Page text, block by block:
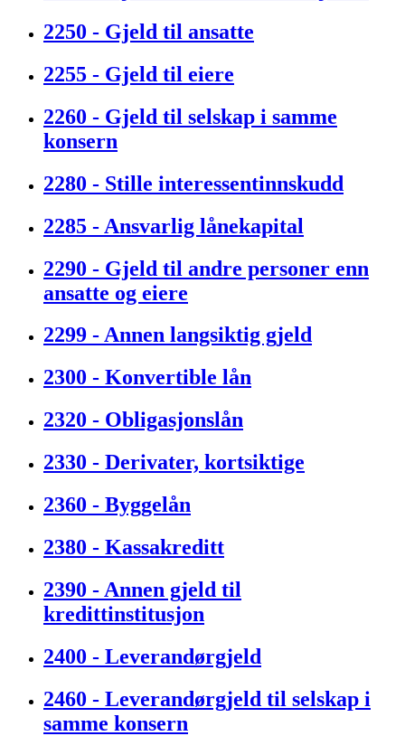
2250 - Gjeld til ansatte
2255 - Gjeld til eiere
2260 - Gjeld til selskap i samme
konsern
2280 - Stille interessentinnskudd
2285 - Ansvarlig lånekapital
2290 - Gjeld til andre personer enn
ansatte og eiere
2299 - Annen langsiktig gjeld
2300 - Konvertible lån
2320 - Obligasjonslån
2330 - Derivater, kortsiktige
2360 - Byggelån
2380 - Kassakreditt
2390 - Annen gjeld til
kredittinstitusjon
2400 - Leverandørgjeld
2460 - Leverandørgjeld til selskap i
samme konsern